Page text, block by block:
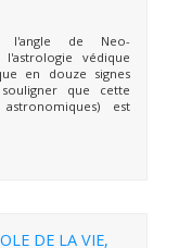
l'angle de Neo-
védique
en douze signes
que cette
est
DE LA VIE,